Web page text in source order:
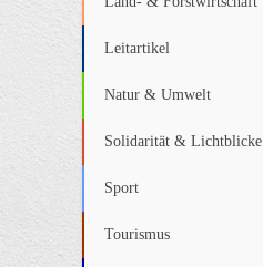
Leitartikel
Natur & Umwelt
Solidarität & Lichtblicke
Sport
Tourismus